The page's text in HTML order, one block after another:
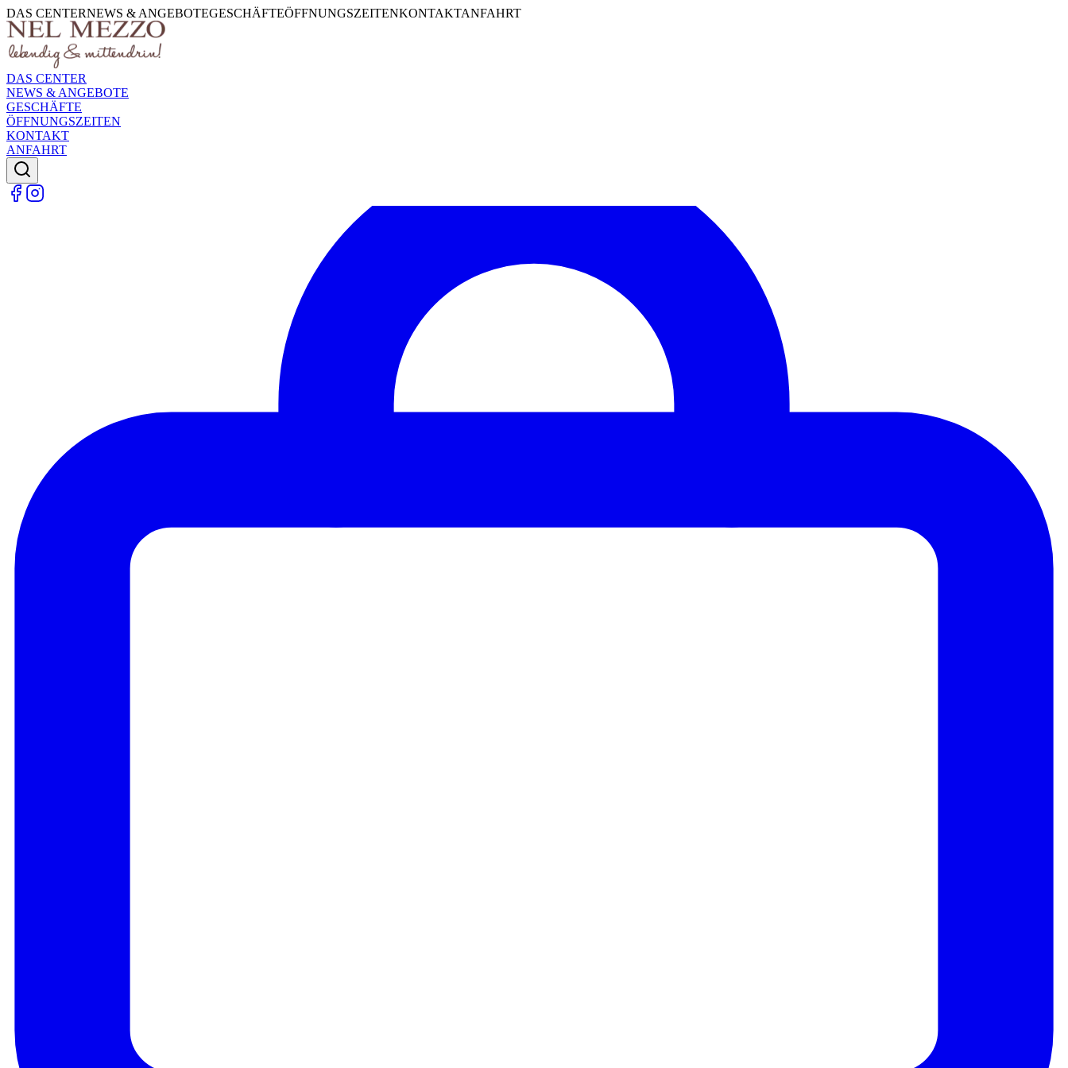
DAS CENTERNEWS & ANGEBOTEGESCHÄFTEÖFFNUNGSZEITENKONTAKTANFAHRT
DAS CENTER
NEWS & ANGEBOTE
GESCHÄFTE
ÖFFNUNGSZEITEN
KONTAKT
ANFAHRT